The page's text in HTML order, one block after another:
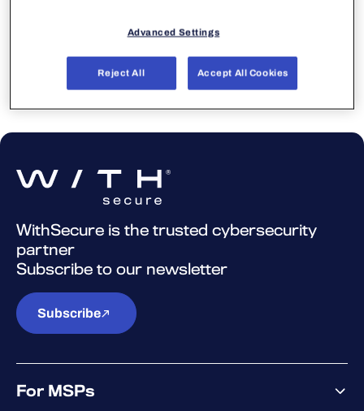
後、最新バージョンが稼働する端末に対するお使
WithSecure is the trusted cybersecurity
partner
Subscribe to our newsletter
Subscribe
For MSPs
Advanced Settings
Reject All Accept All Cookies